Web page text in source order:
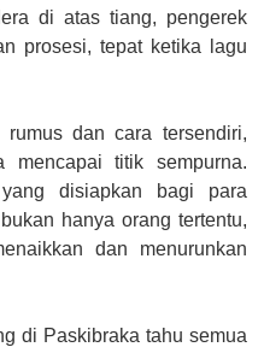
di atas tiang, pengerek
prosesi, tepat ketika lagu
rumus dan cara tersendiri,
titik sempurna.
disiapkan bagi para
hanya orang tertentu,
dan menurunkan
di Paskibraka tahu semua